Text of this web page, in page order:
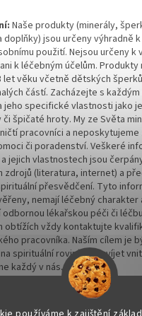
Naše produkty (minerály,
jsou určeny výhradně
použití. Nejsou určeny k
k léčebným účelům.
let věku včetně dětských
částí. Zacházejte s
jeho specifické vlastnosti jako
špičaté hroty. My ze Světa
pracovníci a neposkytujeme
či poradenství. Veškeré
jejich vlastnostech jsou
zdrojů (literatura, internet) a
přesvědčení. Tyto
nemají léčebný charakter
odbornou lékařskou péči či
obtížích vždy kontaktujte
pracovníka. Naším cílem je
spirituální rovině a rozvíjet
každý v nás.